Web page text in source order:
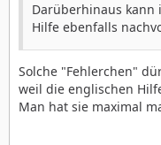
Darüberhinaus kann
Hilfe ebenfalls
Solche "Fehlerchen"
weil die englischen
Man hat sie maximal